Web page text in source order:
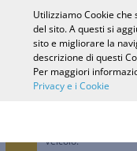
Ricerca veicolo
Cerca nel
Webshop
La Selezione del
Seleziona i Cookie
Veicolo.
Utilizziamo Cookie
del sito. A questi si
sito e migliorare la
descrizione di questi
Per maggiori
Privacy e i Cookie